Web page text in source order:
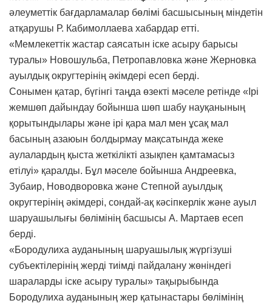
әлеуметтік бағдарламалар бөлімі басшысының міндетін
атқарушы Р. Кабимоллаева хабардар етті.
«Мемлекеттік жастар саясатын іске асыру барысы
туралы» Новошульба, Петропавловка және Жерновка
ауылдық округтерінің әкімдері есеп берді.
Сонымен қатар, бүгінгі таңда өзекті мәселе ретінде «Ірі
жемшөп дайындау бойынша шөп шабу науқанының
қорытындылары және ірі қара мал мен ұсақ мал
басының азаюын болдырмау мақсатында жеке
аулалардың қыста жеткілікті азықпен қамтамасыз
етілуі» қаралды. Бұл мәселе бойынша Андреевка,
Зубаир, Новодворовка және Степной ауылдық
округтерінің әкімдері, сондай-ақ кәсіпкерлік және ауыл
шаруашылығы бөлімінің басшысы А. Мартаев есеп
берді.
«Бородулиха ауданының шаруашылық жүргізуші
субъектілерінің жерді тиімді пайдалану жөніндегі
шараларды іске асыру туралы» тақырыбында
Бородулиха ауданының жер қатынастары бөлімінің